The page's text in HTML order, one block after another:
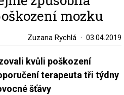
mozku
Zuzana Rychlá 03.04.2019
kvůli poškození
terapeuta tři týdny
šťávy